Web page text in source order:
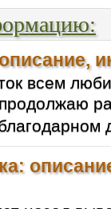
всем